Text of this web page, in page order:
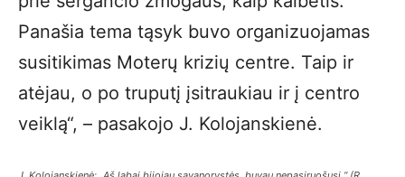
Panašia tema tąsyk buvo organizuojamas
susitikimas Moterų krizių centre. Taip ir
atėjau, o po truputį įsitraukiau ir į centro
veiklą“, – pasakojo J. Kolojanskienė.